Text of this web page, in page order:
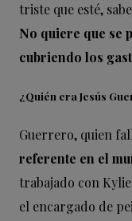
triste que esté,
No quiere que se
cubriendo los
¿Quién era Jesús
Guerrero, quien
referente en el
trabajado con
el encargado de